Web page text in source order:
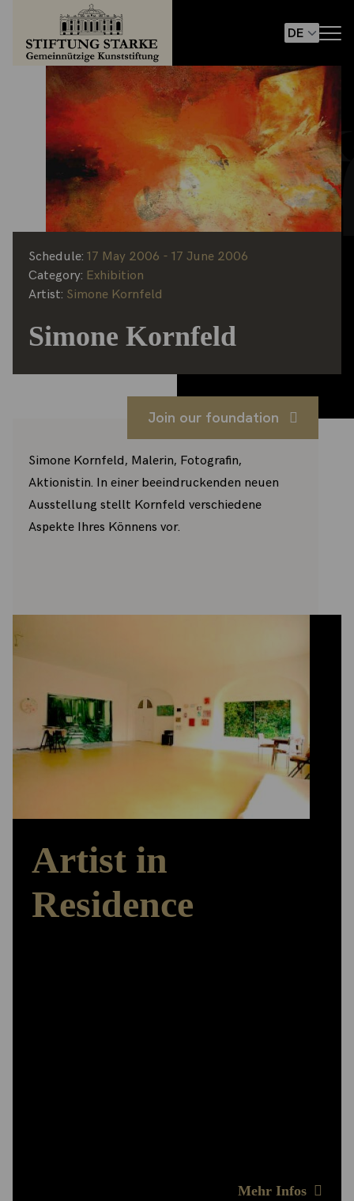
Schedule: 17 May 2006 - 17 June 2006
Category: Exhibition
Artist: Simone Kornfeld
Simone Kornfeld
Join our foundation
Simone Kornfeld, Malerin, Fotografin,
Aktionistin. In einer beeindruckenden neuen
Ausstellung stellt Kornfeld verschiedene
Aspekte Ihres Könnens vor.
Artist in
Residence
Mehr Infos